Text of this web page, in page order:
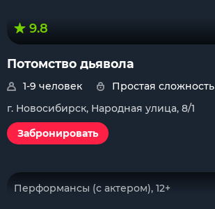
9.8
Потомство дьявола
1-9 человек
Простая сложность
г. Новосибирск, Народная улица, 8/1
Забронировать
Перформансы (с актером), 12+